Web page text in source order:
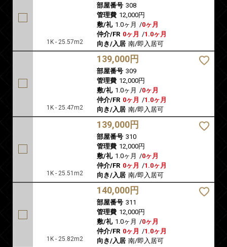
1K - 25.57m2
部屋番号 308
管理費 12,000円
敷/礼 1.0ヶ月 /0ヶ月
仲介/FR 0ヶ月 /1.0ヶ月
向き/入居 南/即入居可
1K - 25.47m2
139,000円
部屋番号 309
管理費 12,000円
敷/礼 1.0ヶ月 /0ヶ月
仲介/FR 0ヶ月 /1.0ヶ月
向き/入居 南/即入居可
1K - 25.51m2
139,000円
部屋番号 310
管理費 12,000円
敷/礼 1.0ヶ月 /0ヶ月
仲介/FR 0ヶ月 /1.0ヶ月
向き/入居 南/即入居可
1K - 25.82m2
140,000円
部屋番号 311
管理費 12,000円
敷/礼 1.0ヶ月 /0ヶ月
仲介/FR 0ヶ月 /1.0ヶ月
向き/入居 南/即入居可